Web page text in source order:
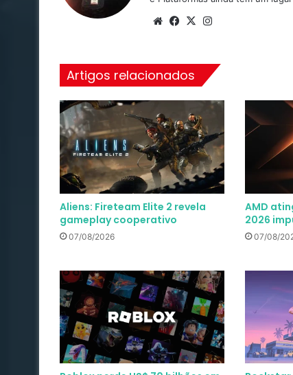
WebsiteFacebook
X
Artigos relacionados
Aliens: Fireteam Elite 2 revela
gameplay cooperativo
07/08/2026
AMD
2026
07/08/